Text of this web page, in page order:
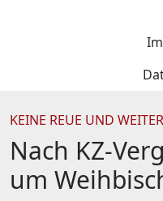
KEINE REUE UND
Nach KZ-
um